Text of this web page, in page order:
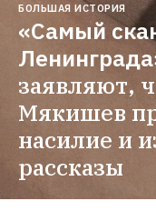
БОЛЬШАЯ ИСТОРИЯ
«Самый
заявляют,
Мякишев
насилие и
рассказы